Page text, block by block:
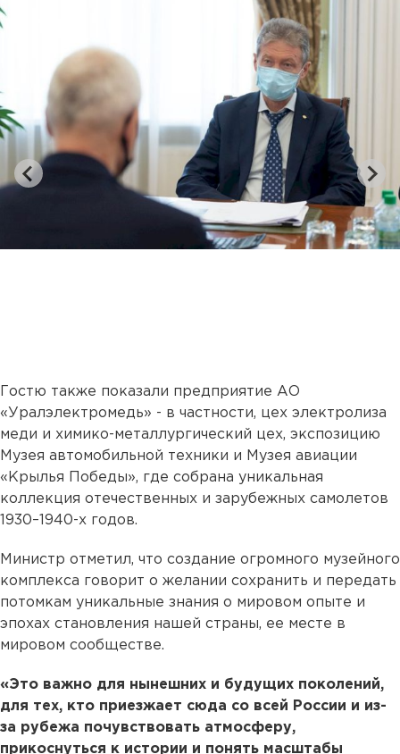
Гостю также показали предприятие АО
«Уралэлектромедь» - в частности, цех электролиза
меди и химико-металлургический цех, экспозицию
Музея автомобильной техники и Музея авиации
«Крылья Победы», где собрана уникальная
коллекция отечественных и зарубежных самолетов
1930–1940-х годов.
Министр отметил, что создание огромного музейного
комплекса говорит о желании сохранить и передать
потомкам уникальные знания о мировом опыте и
эпохах становления нашей страны, ее месте в
мировом сообществе.
«Это важно для нынешних и будущих поколений,
для тех, кто приезжает сюда со всей России и из-
за рубежа почувствовать атмосферу,
прикоснуться к истории и понять масштабы